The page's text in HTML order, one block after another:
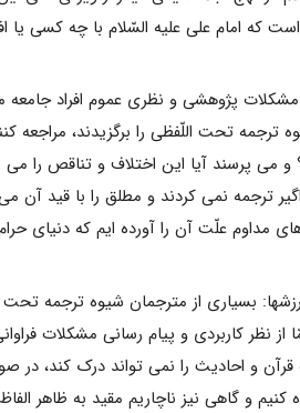
که امام على علیه السّلام با چه کسى
پژوهشى و نظرى عموم افراد
تحت اللّفظی را برگزیدند، مراجعه
پرسند آیا این اختلاف و تناقص را
ترجمه نمى کردند و مطلق را با قید
مداوم علّت آن را آورده ایم که دنیاى
بسیارى از مترجمان شیوه ترجمه تحت
کاربردى و پیام رسانى مشکلات
و احادیث را نمى تواند درک کند، در
کنیم و گاهى نیز ناچاریم مقید به ظاهر